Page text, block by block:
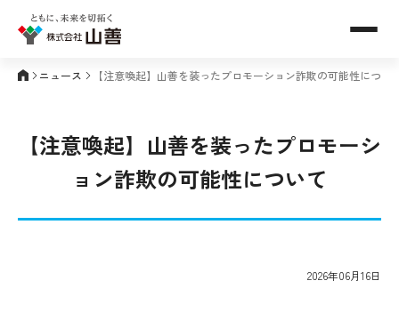
メニュ
ニュース 【注意喚起】山善を装ったプロモーション詐欺の可能性につい
【注意喚起】山善を装ったプロモーシ
ョン詐欺の可能性について
2026年06月16日